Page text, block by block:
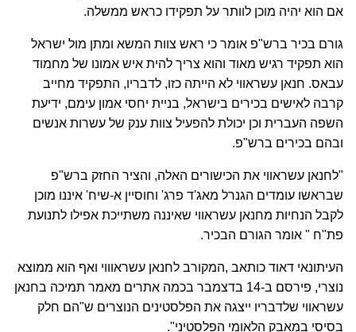
אם הוא יהיה מוכן לוותר על תפקידו כראש ממשלה.
גורם בכיר ברש"פ אומר כי ראש צוות המשא ומתן מול ישראל
הוא תפקיד רגיש מאוד והוא צריך להית איש אמונו של מחמוד
עבאס. חנאן עשראווי לא הייתה כזו, לדבריו, התפקיד מחייב
קרבה לאישים בכירים בישראל, בניית יחסי אמון עימם, ידיעת
השפה העברית וכן יכולת להפעיל צוות ענק של עשרות אנשים
ובהם בכירים ברש"פ.
"לחנאן עשראווי את הכישורים האלה, והציר החזק ברש"פ
שבראשו עומדים הגנרל מאג'ד פרג' וחוסיין א-שיח' איננו מוכן
לקבל הנחיות מחנאן עשראווי שאיננה משתייכת אפילו לתנועת
פת"ח " אומר הגורם הבכיר.
העיתונאי דאוד כותאב ,המקורב לחנאן עשראוווי ואף הוא ממוצא
נוצרי, פירסם ב-14 בדצמבר בכמה אתרים מאמר תמיכה בחנאן
עשראווי שלדבריו ייצגה את הפלסטינים הנוצרים ש"הם חלק
בסיסי במאבק הלאומי הפלסטיני".